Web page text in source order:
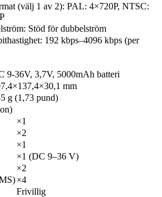
(välj 1 av 2): PAL: 4×720P, NTSC:
Stöd för dubbelström
192 kbps–4096 kbps (per
9-36V, 3,7V, 5000mAh batteri
mm
g (1,73 pund)
×1
×2
×1
×1 (DC 9–36 V)
×2
×4
Frivillig